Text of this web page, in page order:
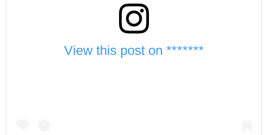
View this post on *******